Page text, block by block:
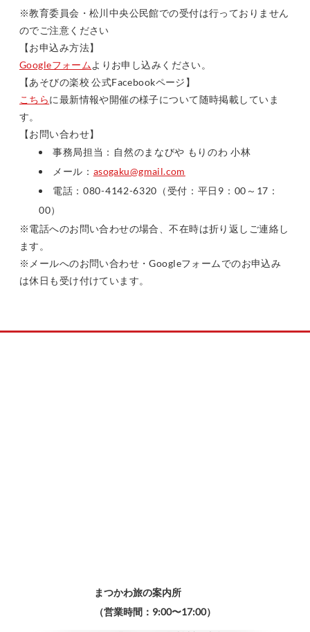
※教育委員会・松川中央公民館での受付は行っておりません
のでご注意ください
【お申込み方法】
Googleフォームよりお申し込みください。
【あそびの楽校 公式Facebookページ】
こちらに最新情報や開催の様子について随時掲載していま
す。
【お問い合わせ】
事務局担当：自然のまなびや もりのわ 小林
メール： asogaku@gmail.com
電話：080-4142-6320（受付：平日9：00～17：
00）
※電話へのお問い合わせの場合、不在時は折り返しご連絡し
ます。
※メールへのお問い合わせ・Googleフォームでのお申込み
は休日も受け付けています。
まつかわ旅の案内所
（営業時間：9:00〜17:00）